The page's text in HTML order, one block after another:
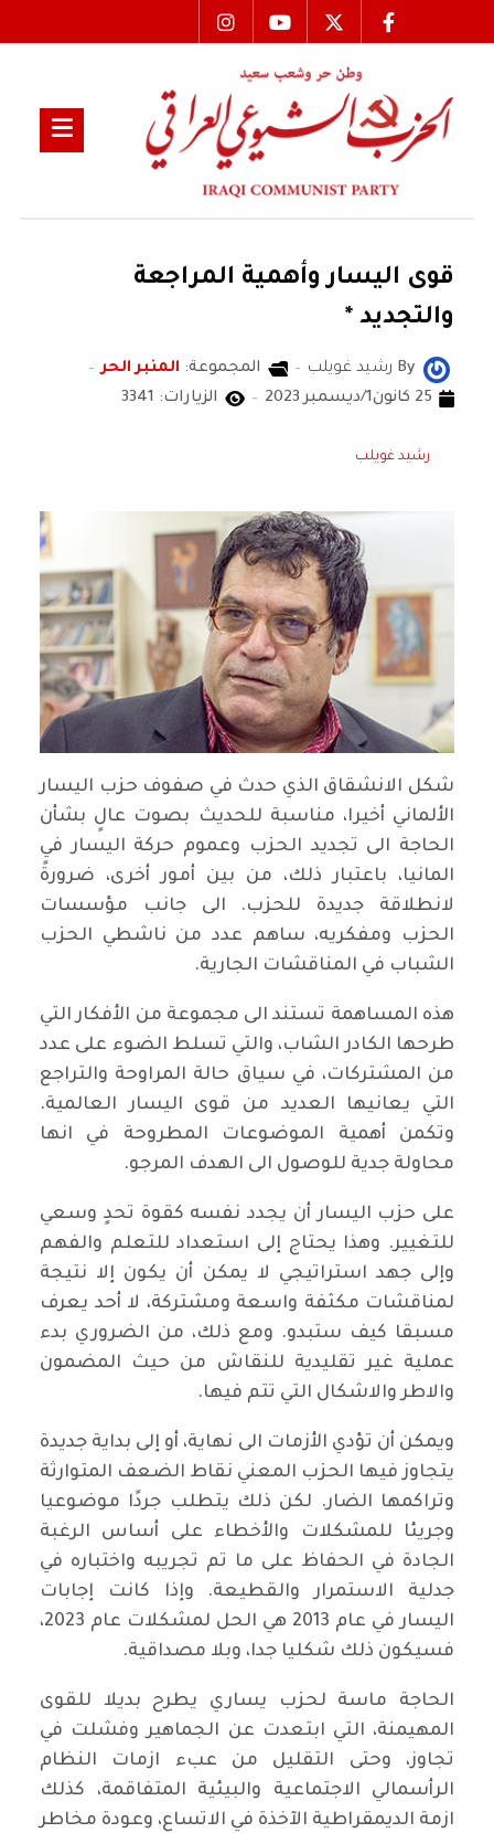
قوى اليسار وأهمية المراجعة
والتجديد *
By رشيد غويلب المجموعة: المنبر الحر
25 كانون1/ديسمبر 2023
الزيارات: 3341
رشيد غويلب
شكل الانشقاق الذي حدث في صفوف حزب اليسار
الألماني أخيرا، مناسبة للحديث بصوت عالٍ بشأن
الحاجة الى تجديد الحزب وعموم حركة اليسار في
المانيا، باعتبار ذلك، من بين أمور أخرى، ضرورةً
لانطلاقة جديدة للحزب. الى جانب مؤسسات
الحزب ومفكريه، ساهم عدد من ناشطي الحزب
الشباب في المناقشات الجارية.
هذه المساهمة تستند الى مجموعة من الأفكار التي
طرحها الكادر الشاب، والتي تسلط الضوء على عدد
من المشتركات، في سياق حالة المراوحة والتراجع
التي يعانيها العديد من قوى اليسار العالمية.
وتكمن أهمية الموضوعات المطروحة في انها
محاولة جدية للوصول الى الهدف المرجو.
على حزب اليسار أن يجدد نفسه كقوة تحدٍ وسعي
للتغيير. وهذا يحتاج إلى استعداد للتعلم والفهم
وإلى جهد استراتيجي لا يمكن أن يكون إلا نتيجة
لمناقشات مكثفة واسعة ومشتركة، لا أحد يعرف
مسبقا كيف ستبدو. ومع ذلك، من الضروري بدء
عملية غير تقليدية للنقاش من حيث المضمون
والاطر والاشكال التي تتم فيها.
ويمكن أن تؤدي الأزمات الى نهاية، أو إلى بداية جديدة
يتجاوز فيها الحزب المعني نقاط الضعف المتوارثة
وتراكمها الضار. لكن ذلك يتطلب جردًا موضوعيا
وجريئا للمشكلات والأخطاء على أساس الرغبة
الجادة في الحفاظ على ما تم تجريبه واختباره في
جدلية الاستمرار والقطيعة. وإذا كانت إجابات
اليسار في عام 2013 هي الحل لمشكلات عام 2023،
فسيكون ذلك شكليا جدا، وبلا مصداقية.
الحاجة ماسة لحزب يساري يطرح بديلا للقوى
المهيمنة، التي ابتعدت عن الجماهير وفشلت في
تجاوز، وحتى التقليل من عبء ازمات النظام
الرأسمالي الاجتماعية والبيئية المتفاقمة، كذلك
ازمة الديمقراطية الآخذة في الاتساع، وعودة مخاطر